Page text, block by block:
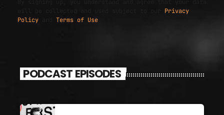
Privacy
Policy
Terms of Use
PODCAST EPISODES